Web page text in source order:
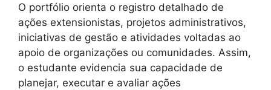
O portfólio orienta o registro detalhado de
ações extensionistas, projetos administrativos,
iniciativas de gestão e atividades voltadas ao
apoio de organizações ou comunidades. Assim,
o estudante evidencia sua capacidade de
planejar, executar e avaliar ações